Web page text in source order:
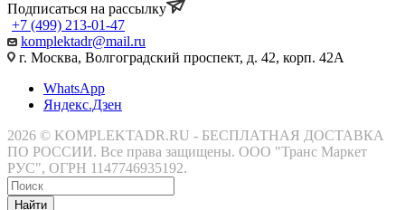
Подписаться на рассылку
+7 (499) 213-01-47
komplektadr@mail.ru
г. Москва, Волгоградский проспект, д. 42, корп. 42А
WhatsApp
Яндекс.Дзен
2026 © KOMPLEKTADR.RU - БЕСПЛАТНАЯ ДОСТАВКА
ПО РОССИИ. Все права защищены. ООО "Транс Маркет
РУС", ОГРН 1147746935192.
Найти